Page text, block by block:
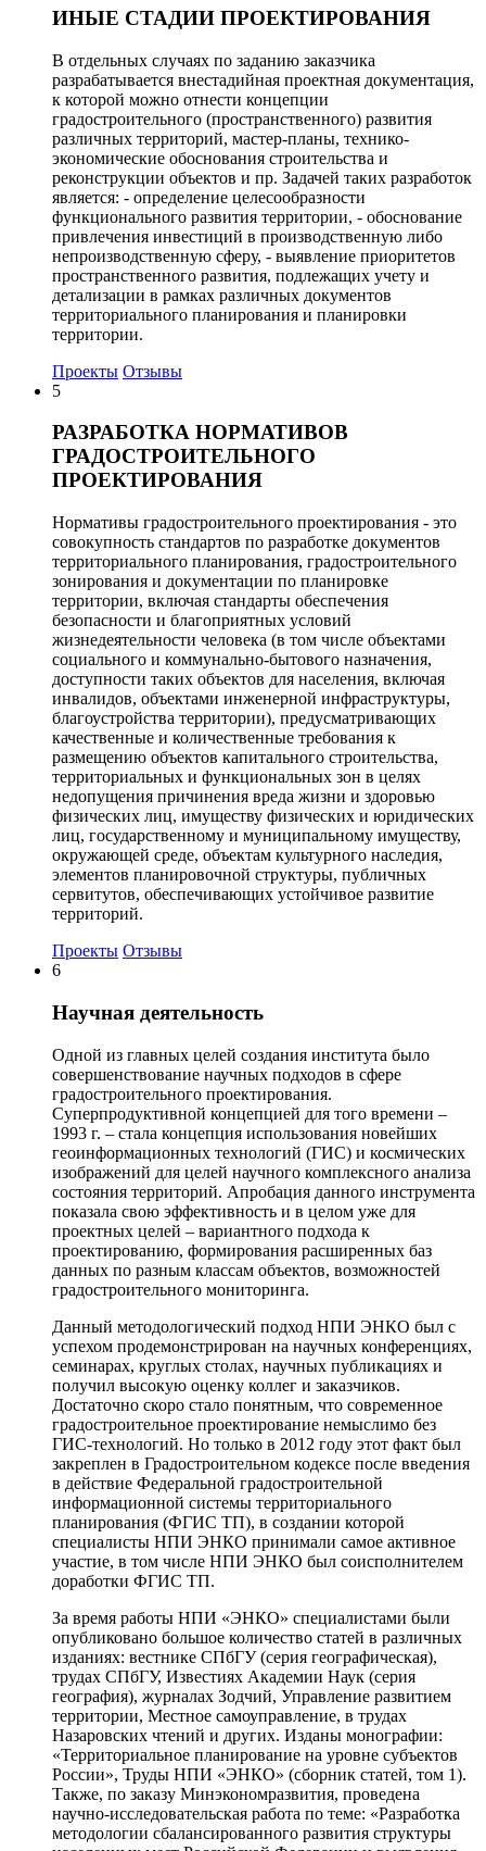
ИНЫЕ СТАДИИ ПРОЕКТИРОВАНИЯ
В отдельных случаях по заданию заказчика
разрабатывается внестадийная проектная документация,
к которой можно отнести концепции
градостроительного (пространственного) развития
различных территорий, мастер-планы, технико-
экономические обоснования строительства и
реконструкции объектов и пр. Задачей таких разработок
является: - определение целесообразности
функционального развития территории, - обоснование
привлечения инвестиций в производственную либо
непроизводственную сферу, - выявление приоритетов
пространственного развития, подлежащих учету и
детализации в рамках различных документов
территориального планирования и планировки
территории.
Проекты Отзывы
5
РАЗРАБОТКА НОРМАТИВОВ
ГРАДОСТРОИТЕЛЬНОГО
ПРОЕКТИРОВАНИЯ
Нормативы градостроительного проектирования - это
совокупность стандартов по разработке документов
территориального планирования, градостроительного
зонирования и документации по планировке
территории, включая стандарты обеспечения
безопасности и благоприятных условий
жизнедеятельности человека (в том числе объектами
социального и коммунально-бытового назначения,
доступности таких объектов для населения, включая
инвалидов, объектами инженерной инфраструктуры,
благоустройства территории), предусматривающих
качественные и количественные требования к
размещению объектов капитального строительства,
территориальных и функциональных зон в целях
недопущения причинения вреда жизни и здоровью
физических лиц, имуществу физических и юридических
лиц, государственному и муниципальному имуществу,
окружающей среде, объектам культурного наследия,
элементов планировочной структуры, публичных
сервитутов, обеспечивающих устойчивое развитие
территорий.
Проекты Отзывы
6
Научная деятельность
Одной из главных целей создания института было
совершенствование научных подходов в сфере
градостроительного проектирования.
Суперпродуктивной концепцией для того времени –
1993 г. – стала концепция использования новейших
геоинформационных технологий (ГИС) и космических
изображений для целей научного комплексного анализа
состояния территорий. Апробация данного инструмента
показала свою эффективность и в целом уже для
проектных целей – вариантного подхода к
проектированию, формирования расширенных баз
данных по разным классам объектов, возможностей
градостроительного мониторинга.
Данный методологический подход НПИ ЭНКО был с
успехом продемонстрирован на научных конференциях,
семинарах, круглых столах, научных публикациях и
получил высокую оценку коллег и заказчиков.
Достаточно скоро стало понятным, что современное
градостроительное проектирование немыслимо без
ГИС-технологий. Но только в 2012 году этот факт был
закреплен в Градостроительном кодексе после введения
в действие Федеральной градостроительной
информационной системы территориального
планирования (ФГИС ТП), в создании которой
специалисты НПИ ЭНКО принимали самое активное
участие, в том числе НПИ ЭНКО был соисполнителем
доработки ФГИС ТП.
За время работы НПИ «ЭНКО» специалистами были
опубликовано большое количество статей в различных
изданиях: вестнике СПбГУ (серия географическая),
трудах СПбГУ, Известиях Академии Наук (серия
география), журналах Зодчий, Управление развитием
территории, Местное самоуправление, в трудах
Назаровских чтений и других. Изданы монографии:
«Территориальное планирование на уровне субъектов
России», Труды НПИ «ЭНКО» (сборник статей, том 1).
Также, по заказу Минэкономразвития, проведена
научно-исследовательская работа по теме: «Разработка
методологии сбалансированного развития структуры